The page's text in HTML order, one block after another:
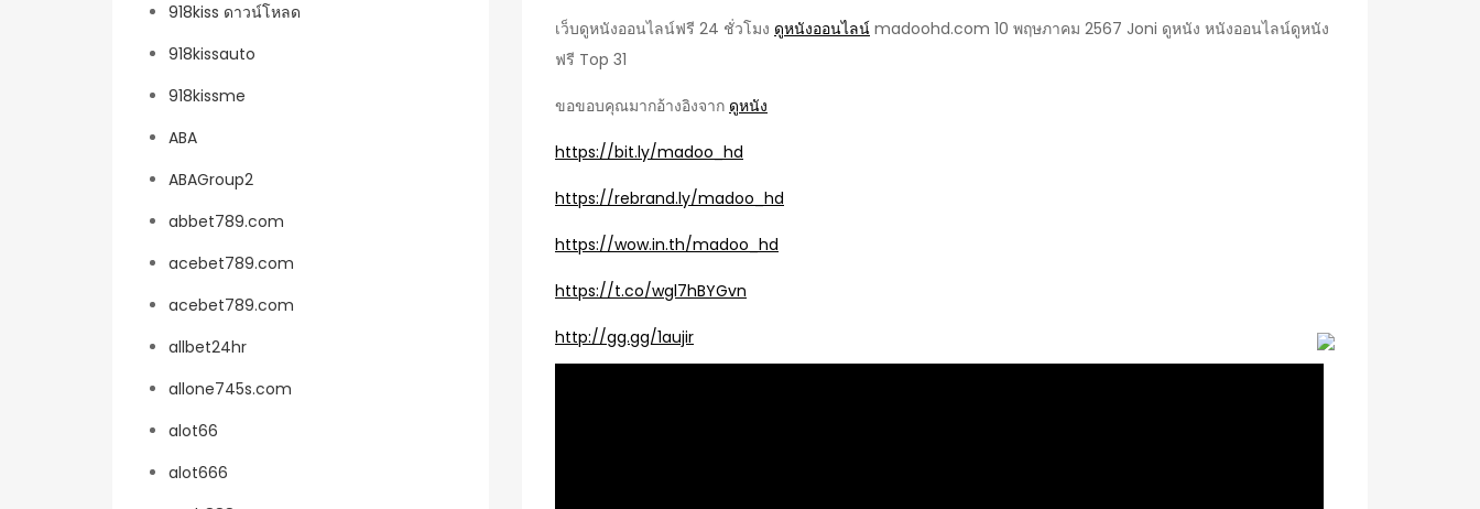
เว็บดูหนังออนไลน์ฟรี 24 ชั่วโมง ดูหนังออนไลน์ madoohd.com 10 พฤษภาคม 2567 Joni ดูหนัง หนังออนไลน์ดูหนัง
ฟรี Top 31
ขอขอบคุณมากอ้างอิงจาก ดูหนัง
https://bit.ly/madoo_hd
https://rebrand.ly/madoo_hd
https://wow.in.th/madoo_hd
https://t.co/wgl7hBYGvn
http://gg.gg/1aujir
918kiss ดาวน์โหลด
918kissauto
918kissme
ABA
ABAGroup2
abbet789.com
acebet789.com
acebet789.com
allbet24hr
allone745s.com
alot66
alot666